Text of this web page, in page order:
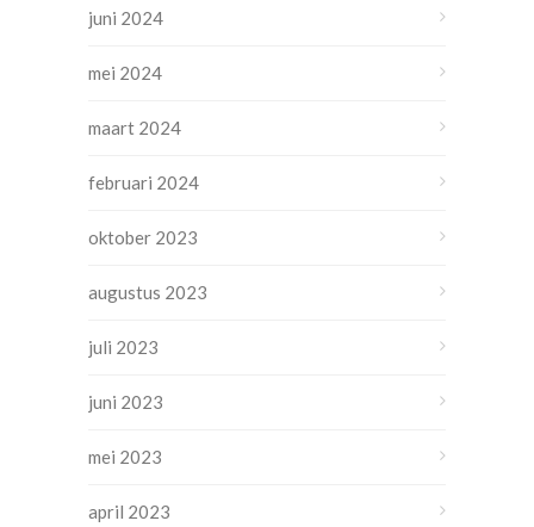
juni 2024
mei 2024
maart 2024
februari 2024
oktober 2023
augustus 2023
juli 2023
juni 2023
mei 2023
april 2023